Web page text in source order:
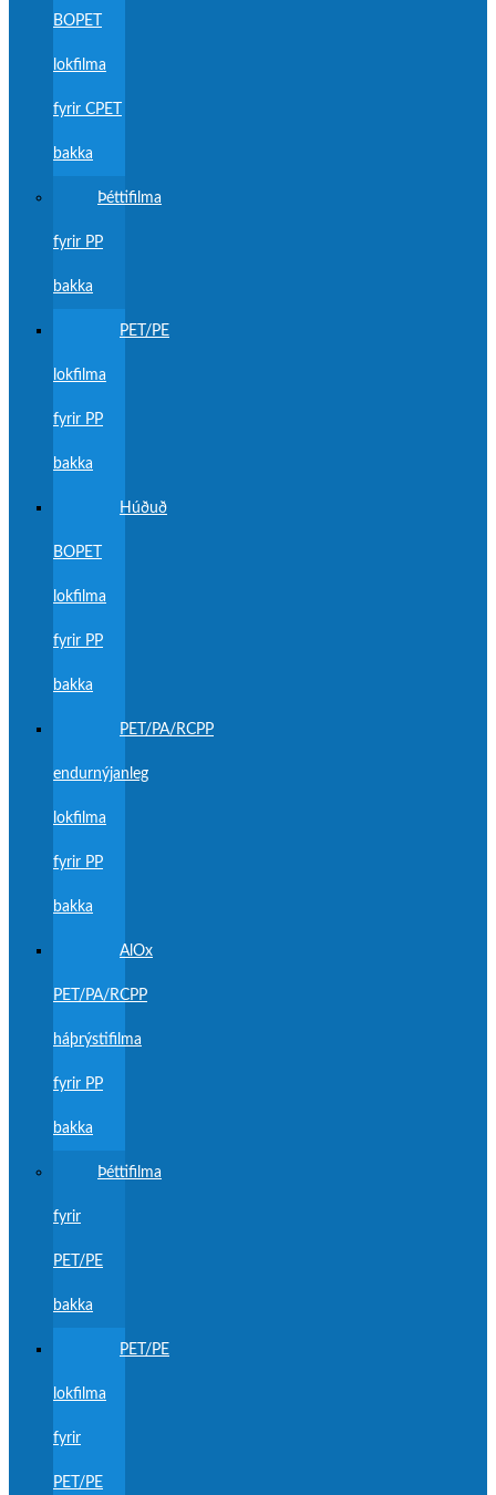
BOPET
lokfilma
fyrir CPET
bakka
Þéttifilma
fyrir PP
bakka
PET/PE
lokfilma
fyrir PP
bakka
Húðuð
BOPET
lokfilma
fyrir PP
bakka
PET/PA/RCPP
endurnýjanleg
lokfilma
fyrir PP
bakka
AlOx
PET/PA/RCPP
háþrýstifilma
fyrir PP
bakka
Þéttifilma
fyrir
PET/PE
bakka
PET/PE
lokfilma
fyrir
PET/PE